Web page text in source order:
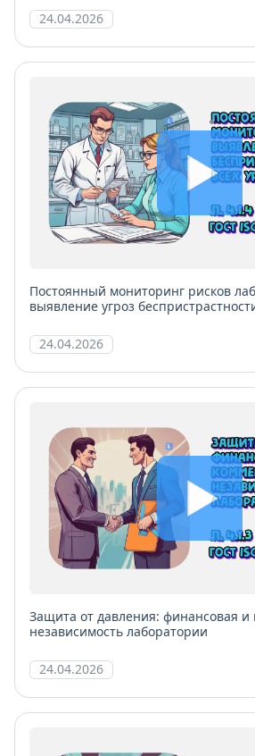
24.04.2026
Постоянный мониторинг рисков
выявление угроз
24.04.2026
Защита от давления: финансовая и
независимость лаборатории
24.04.2026